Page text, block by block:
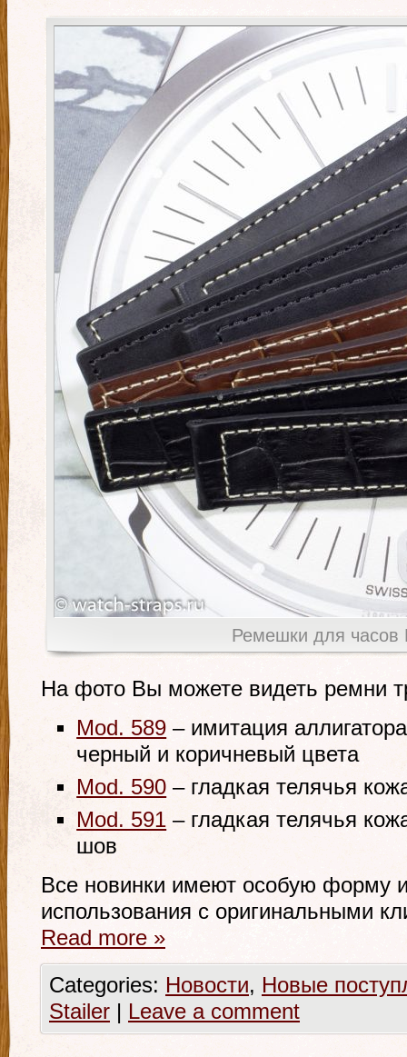
Ремешки для часов
На фото Вы можете видеть ремни
Mod. 589 – имитация
черный и коричневый цвета
Mod. 590 – гладкая телячья
Mod. 591 – гладкая телячья
шов
Все новинки имеют особую форму
использования с оригинальными
Read more »
Categories: Новости, Новые
Stailer | Leave a comment